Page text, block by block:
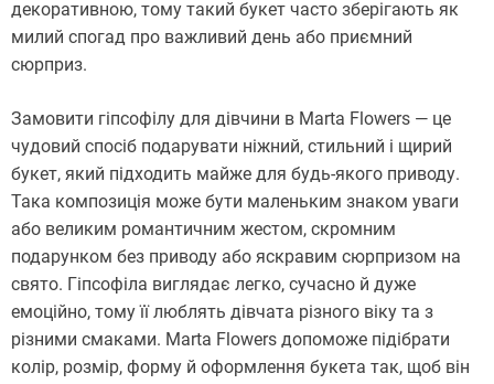
декоративною, тому такий букет часто зберігають як
милий спогад про важливий день або приємний
сюрприз.
Замовити гіпсофілу для дівчини в Marta Flowers — це
чудовий спосіб подарувати ніжний, стильний і щирий
букет, який підходить майже для будь-якого приводу.
Така композиція може бути маленьким знаком уваги
або великим романтичним жестом, скромним
подарунком без приводу або яскравим сюрпризом на
свято. Гіпсофіла виглядає легко, сучасно й дуже
емоційно, тому її люблять дівчата різного віку та з
різними смаками. Marta Flowers допоможе підібрати
колір, розмір, форму й оформлення букета так, щоб він